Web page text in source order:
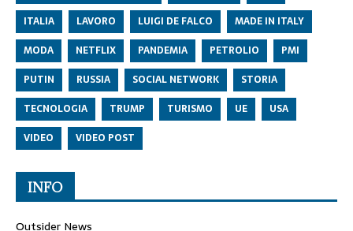
ITALIA
LAVORO LUIGI DE FALCO
MADE IN ITALY
MODA
NETFLIX PANDEMIA PETROLIO
PMI
PUTIN
RUSSIA SOCIAL NETWORK
STORIA
TECNOLOGIA
TRUMP TURISMO UE
USA
VIDEO
VIDEO POST
INFO
Outsider News